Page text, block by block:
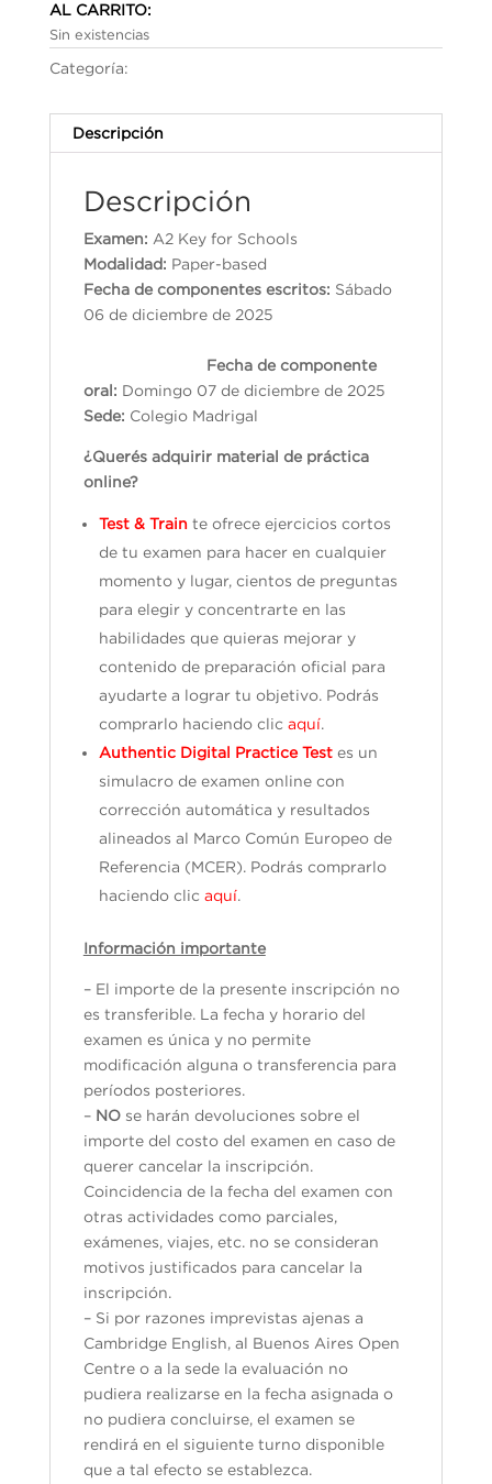
AL CARRITO:
Sin existencias
Categoría:
Descripción
Descripción
Examen: A2 Key for Schools
Modalidad: Paper-based
Fecha de componentes escritos: Sábado
06 de diciembre de 2025
Fecha de componente
oral: Domingo 07 de diciembre de 2025
Sede: Colegio Madrigal
¿Querés adquirir material de práctica
online?
Test & Train te ofrece ejercicios cortos
de tu examen para hacer en cualquier
momento y lugar, cientos de preguntas
para elegir y concentrarte en las
habilidades que quieras mejorar y
contenido de preparación oficial para
ayudarte a lograr tu objetivo. Podrás
comprarlo haciendo clic aquí.
Authentic Digital Practice Test es un
simulacro de examen online con
corrección automática y resultados
alineados al Marco Común Europeo de
Referencia (MCER). Podrás comprarlo
haciendo clic aquí.
Información importante
– El importe de la presente inscripción no
es transferible. La fecha y horario del
examen es única y no permite
modificación alguna o transferencia para
períodos posteriores.
– NOse harán devoluciones sobre el
importe del costo del examen en caso de
querer cancelar la inscripción.
Coincidencia de la fecha del examen con
otras actividades como parciales,
exámenes, viajes, etc. no se consideran
motivos justificados para cancelar la
inscripción.
– Si por razones imprevistas ajenas a
Cambridge English, al Buenos Aires Open
Centre o a la sede la evaluación no
pudiera realizarse en la fecha asignada o
no pudiera concluirse, el examen se
rendirá en el siguiente turno disponible
que a tal efecto se establezca.